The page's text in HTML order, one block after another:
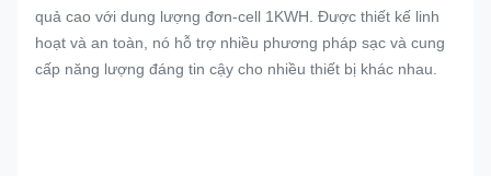
quả cao với dung lượng đơn-cell 1KWH. Được thiết kế linh
hoạt và an toàn, nó hỗ trợ nhiều phương pháp sạc và cung
cấp năng lượng đáng tin cậy cho nhiều thiết bị khác nhau.